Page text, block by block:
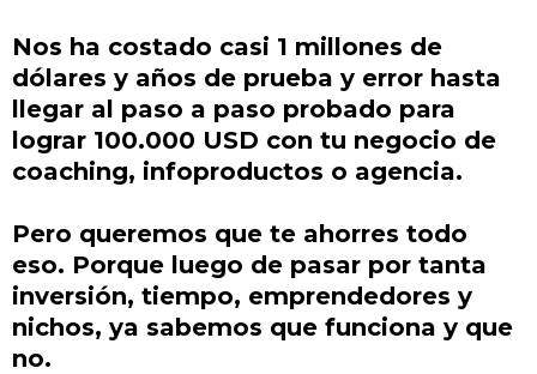
Nos ha costado casi 1 millones de
dólares y años de prueba y error hasta
llegar al paso a paso probado para
lograr 100.000 USD con tu negocio de
coaching, infoproductos o agencia.
Pero queremos que te ahorres todo
eso. Porque luego de pasar por tanta
inversión, tiempo, emprendedores y
nichos, ya sabemos que funciona y que
no.